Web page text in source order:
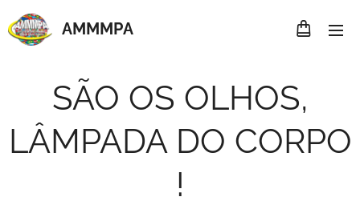
AMMMPA
SÃO OS OLHOS,
LÂMPADA DO CORPO
!